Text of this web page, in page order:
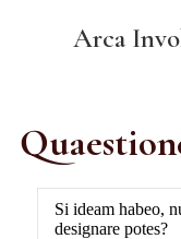
Arca
Si ideam habeo,
designare potes?